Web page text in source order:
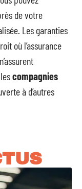
de votre
Les garanties
où l’assurance
compagnies
à d’autres